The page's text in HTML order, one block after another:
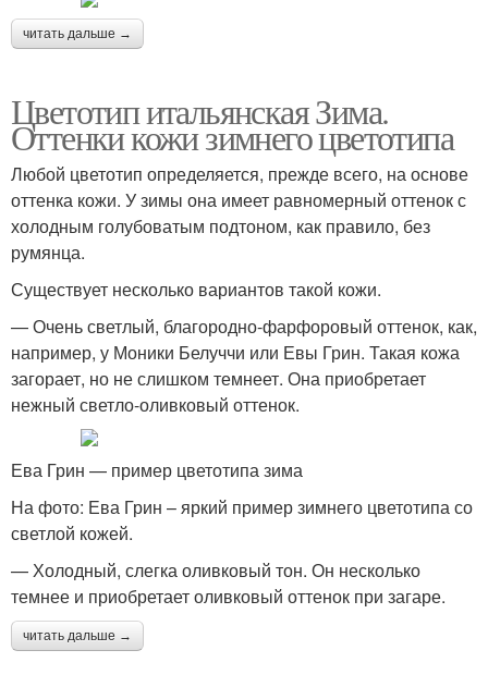
читать дальше →
Цветотип итальянская Зима.
Оттенки кожи зимнего цветотипа
Любой цветотип определяется, прежде всего, на основе
оттенка кожи. У зимы она имеет равномерный оттенок с
холодным голубоватым подтоном, как правило, без
румянца.
Существует несколько вариантов такой кожи.
— Очень светлый, благородно-фарфоровый оттенок, как,
например, у Моники Белуччи или Евы Грин. Такая кожа
загорает, но не слишком темнеет. Она приобретает
нежный светло-оливковый оттенок.
Ева Грин — пример цветотипа зима
На фото: Ева Грин – яркий пример зимнего цветотипа со
светлой кожей.
— Холодный, слегка оливковый тон. Он несколько
темнее и приобретает оливковый оттенок при загаре.
читать дальше →